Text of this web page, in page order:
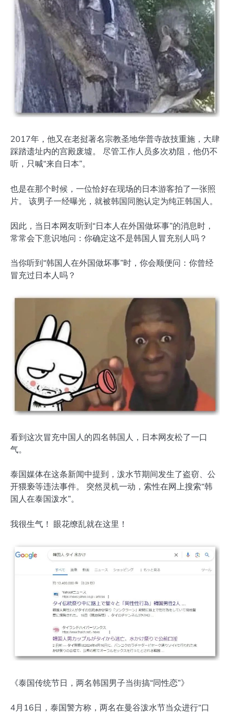
2017年，他又在老挝著名宗教圣地华普寺故技重施，大肆
踩踏遗址内的宫殿废墟。 尽管工作人员多次劝阻，他仍不
听，只喊“来自日本”。
也是在那个时候，一位恰好在现场的日本游客拍了一张照
片。 该男子一经曝光，就被韩国同胞认定为纯正韩国人。
因此，当日本网友听到“日本人在外国做坏事”的消息时，
常常会下意识地问：你确定这不是韩国人冒充别人吗？
当你听到“韩国人在外国做坏事”时，你会顺便问：你曾经
冒充过日本人吗？
看到这次冒充中国人的四名韩国人，日本网友松了一口
气。
泰国媒体在这条新闻中提到，泼水节期间发生了盗窃、公
开猥亵等违法事件。 突然灵机一动，索性在网上搜索“韩
国人在泰国泼水”。
我很生气！ 眼花缭乱就在这里！
《泰国传统节日，两名韩国男子当街搞“同性恋”》
4月16日，泰国警方称，两名在曼谷泼水节当众进行“口